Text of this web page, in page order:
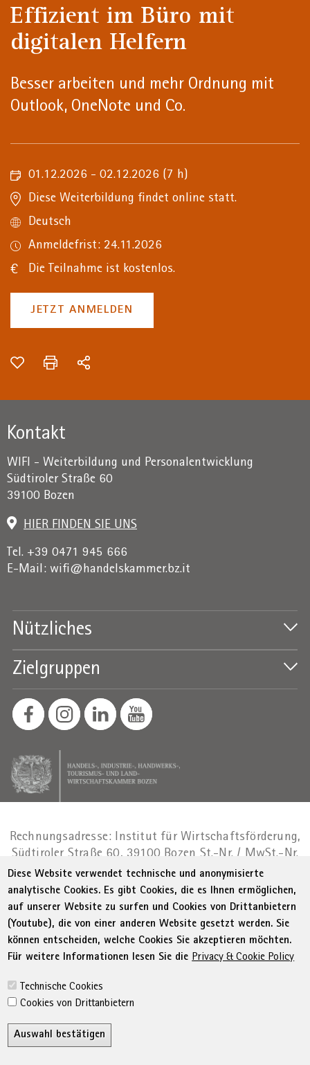
Effizient im Büro mit
digitalen Helfern
Besser arbeiten und mehr Ordnung mit
Outlook, OneNote und Co.
01.12.2026 - 02.12.2026 (7 h)
Diese Weiterbildung findet online statt.
Deutsch
Anmeldefrist: 24.11.2026
Die Teilnahme ist kostenlos.
JETZT ANMELDEN
Kontakt
WIFI - Weiterbildung und Personalentwicklung
Südtiroler Straße 60
39100 Bozen
HIER FINDEN SIE UNS
Tel. +39 0471 945 666
E-Mail: wifi@handelskammer.bz.it
Nützliches
Zielgruppen
Rechnungsadresse: Institut für Wirtschaftsförderung,
Südtiroler Straße 60, 39100 Bozen St.-Nr. / MwSt.-Nr.
01716880214|administration-
as@bz.legalmail.camcom.it
Menu Footer
© WIFI Impressum Privacy
AGB
Erklärung zur Barrierefreiheit
Sitemap
Transparente Verwaltung
Cookie Policy
Diese Website verwendet technische und anonymisierte
analytische Cookies. Es gibt Cookies, die es Ihnen ermöglichen,
auf unserer Website zu surfen und Cookies von Drittanbietern
(Youtube), die von einer anderen Website gesetzt werden. Sie
können entscheiden, welche Cookies Sie akzeptieren möchten.
Für weitere Informationen lesen Sie die Privacy & Cookie Policy
Technische Cookies
Cookies von Drittanbietern
Auswahl bestätigen